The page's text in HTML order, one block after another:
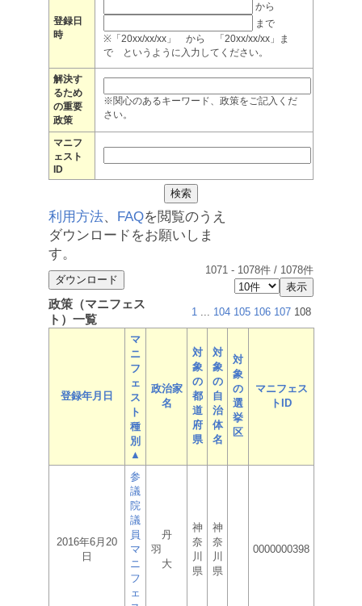
登録日
時
から
まで
※「20xx/xx/xx」 から 「20xx/xx/xx」ま
で というように入力してください。
解決す
るため
の重要
政策
※関心のあるキーワード、政策をご記入くだ
さい。
マニフ
ェスト
ID
利用方法、 FAQを閲覧のうえ
ダウンロードをお願いしま
す。
1071 - 1078件 / 1078件
政策（マニフェス
ト）一覧
1 ... 104 105 106 107 108
登録年月日
マ
ニ
フ
ェ
ス
ト
種
別
▲
政治家
名
対
象
の
都
道
府
県
対
象
の
自
治
体
名
対
象
の
選
挙
区
マニフェス
トID
2016年6月20
日
参
議
院
議
員
マ
ニ
フ
ェ
丹
羽
大
神
奈
川
県
神
奈
川
県
0000000398